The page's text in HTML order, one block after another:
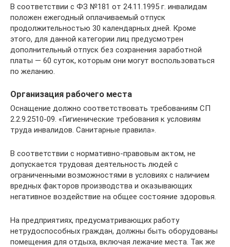
В соответствии с ФЗ №181 от 24.11.1995 г. инвалидам
положен ежегодный оплачиваемый отпуск
продолжительностью 30 календарных дней. Кроме
этого, для данной категории лиц предусмотрен
дополнительный отпуск без сохранения заработной
платы — 60 суток, которым они могут воспользоваться
по желанию.
Организация рабочего места
Оснащение должно соответствовать требованиям СП
2.2.9.2510-09. «Гигиенические требования к условиям
труда инвалидов. Санитарные правила».
В соответствии с нормативно-правовым актом, не
допускается трудовая деятельность людей с
ограниченными возможностями в условиях с наличием
вредных факторов производства и оказывающих
негативное воздействие на общее состояние здоровья.
На предприятиях, предусматривающих работу
нетрудоспособных граждан, должны быть оборудованы
помещения для отдыха, включая лежачие места. Так же